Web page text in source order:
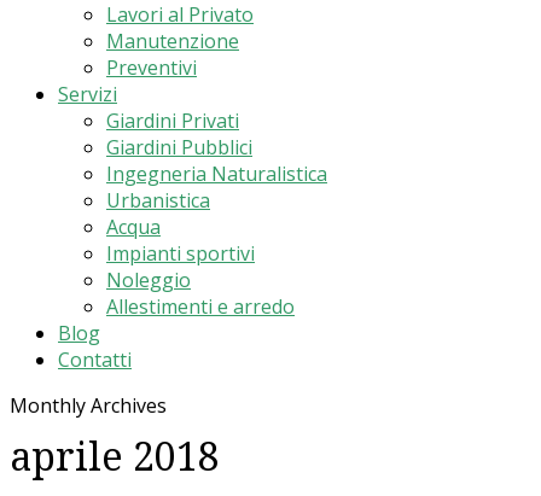
Lavori al Privato
Manutenzione
Preventivi
Servizi
Giardini Privati
Giardini Pubblici
Ingegneria Naturalistica
Urbanistica
Acqua
Impianti sportivi
Noleggio
Allestimenti e arredo
Blog
Contatti
Monthly Archives
aprile 2018